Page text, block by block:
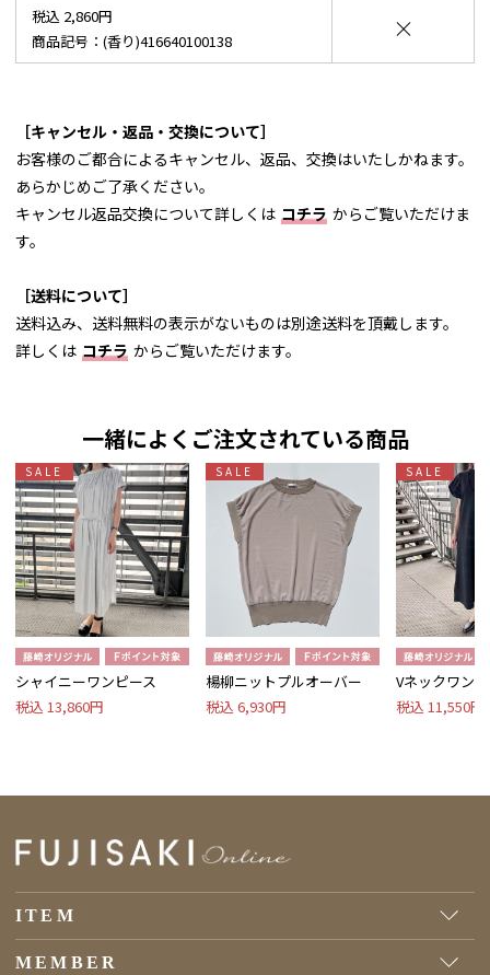
税込 2,860円
商品記号：(香り)416640100138
×
［キャンセル・返品・交換について］
お客様のご都合によるキャンセル、返品、交換はいたしかねます。
あらかじめご了承ください。
キャンセル返品交換について詳しくは コチラ からご覧いただけま
す。
［送料について］
送料込み、送料無料の表示がないものは別途送料を頂戴します。
詳しくは コチラ からご覧いただけます。
一緒によくご注文されている商品
SALE
シャイニーワンピース
税込 13,860円
SALE
楊柳ニットプルオーバー
税込 6,930円
SALE
Vネックワン
税込 11,550円
ITEM
MEMBER